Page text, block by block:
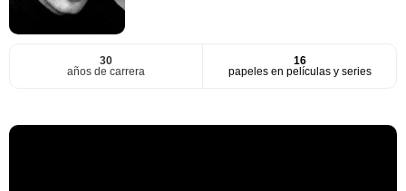
30
años de carrera
16
papeles en películas y series